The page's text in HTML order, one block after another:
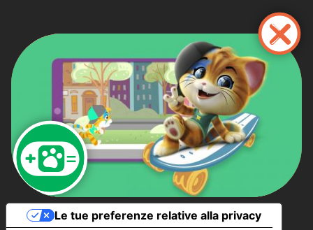
contenuto
principale
Le tue preferenze relative alla privacy